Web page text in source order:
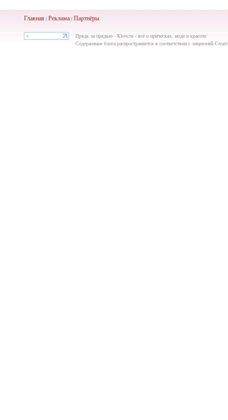
Главная| Реклама| Партнёры
Прядь за прядью - Klow.ru - всё о прическах, моде и красоте
Содержимое блога распространяется в соответствии с лицензией